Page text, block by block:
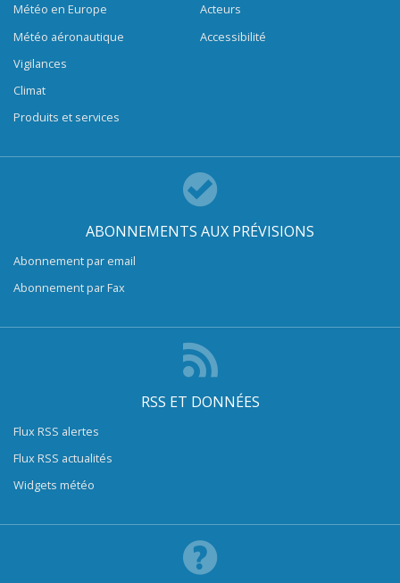
Météo en Europe
Météo aéronautique
Vigilances
Climat
Produits et services
Acteurs
Accessibilité
ABONNEMENTS AUX PRÉVISIONS
Abonnement par email
Abonnement par Fax
RSS ET DONNÉES
Flux RSS alertes
Flux RSS actualités
Widgets météo